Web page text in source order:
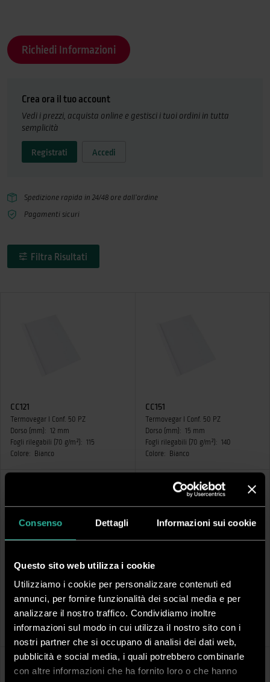
Consenso Dettagli Informazioni sui cookie
Questo sito web utilizza i cookie
Utilizziamo i cookie per personalizzare contenuti ed
annunci, per fornire funzionalità dei social media e per
analizzare il nostro traffico. Condividiamo inoltre
informazioni sul modo in cui utilizza il nostro sito con i
nostri partner che si occupano di analisi dei dati web,
pubblicità e social media, i quali potrebbero combinarle
con altre informazioni che ha fornito loro o che hanno
della legatoria industriale.
Richiedi Informazioni
Crea ora il tuo account
Vedi i prezzi, acquista online e gestisci i tuoi ordini in tutta
semplicità
Registrati Accedi
Spedizione rapida in 24/48 ore dall’ordine
Pagamenti sicuri
Filtra Risultati
CC121
Termovegar I Conf. 50 PZ
Dorso (mm): 12 mm
Fogli rilegabili (70 g/m²): 115
Colore:
Bianco
CC151
Termovegar I Conf. 50 PZ
Dorso (mm): 15 mm
Fogli rilegabili (70 g/m²): 140
Colore:
Bianco
CC012
Termovegar I Conf. 50 PZ
Dorso (mm):
1.5 mm
Colore:
Nero
CC032
Termovegar I Conf. 50 PZ
Dorso (mm):
3 mm
Colore: Nero